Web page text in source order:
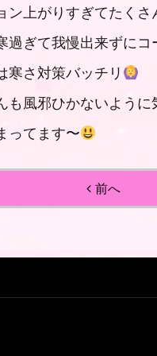
ン上がりすぎてたく
過ぎて我慢出来ずに
寒さ対策バッチリ
も風邪ひかないよう
ってます〜
前へ